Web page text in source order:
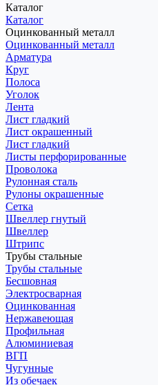
Каталог
Каталог
Оцинкованный металл
Оцинкованный металл
Арматура
Круг
Полоса
Уголок
Лента
Лист гладкий
Лист окрашенный
Лист гладкий
Листы перфорированные
Проволока
Рулонная сталь
Рулоны окрашенные
Сетка
Швеллер гнутый
Швеллер
Штрипс
Трубы стальные
Трубы стальные
Бесшовная
Электросварная
Оцинкованная
Нержавеющая
Профильная
Алюминиевая
ВГП
Чугунные
Из обечаек